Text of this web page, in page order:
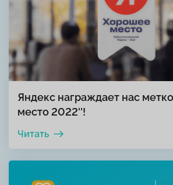
Яндекс награждает нас
место 2022''!
Читать